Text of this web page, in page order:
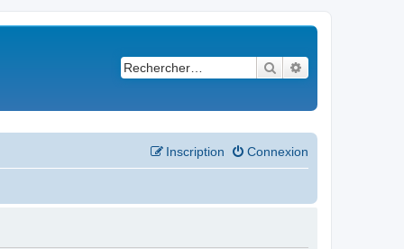
Rechercher
Connexion
Inscription